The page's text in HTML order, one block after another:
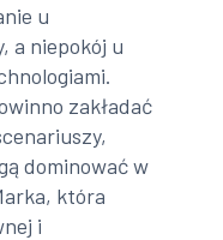
u
a niepokój u
zakładać
dominować w
która
i